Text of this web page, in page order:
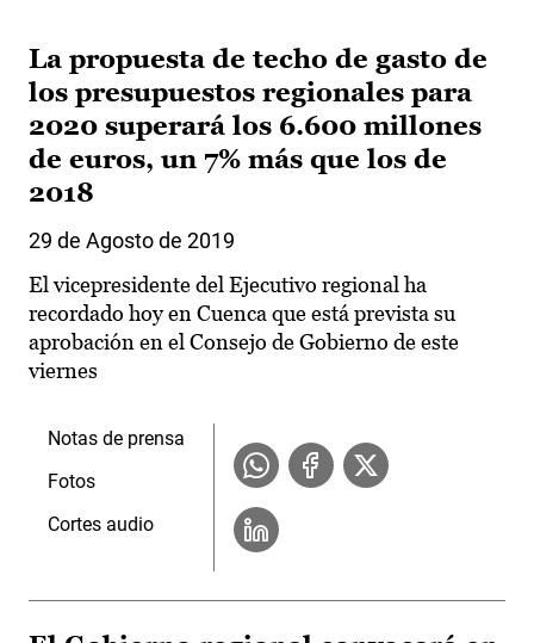
La propuesta de techo de gasto de
los presupuestos regionales para
2020 superará los 6.600 millones
de euros, un 7% más que los de
2018
29 de Agosto de 2019
El vicepresidente del Ejecutivo regional ha
recordado hoy en Cuenca que está prevista su
aprobación en el Consejo de Gobierno de este
viernes
Notas de prensa
Fotos
Cortes audio